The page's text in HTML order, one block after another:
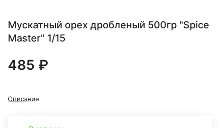
Мускатный орех дробленый 500гр "Spice
Master" 1/15
485 ₽
Описание